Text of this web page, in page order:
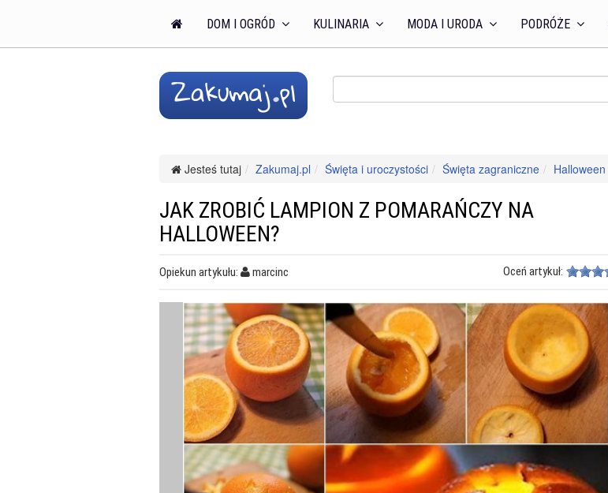
DOM I OGRÓD KULINARIA MODA I URODA PODRÓŻE
Jesteś tutaj Zakumaj.pl Święta i uroczystości Święta zagraniczne Halloween
JAK ZROBIĆ LAMPION Z POMARAŃCZY NA
HALLOWEEN?
Opiekun artykułu: marcinc Oceń artykuł: